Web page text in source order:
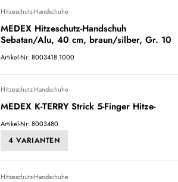
Hitzeschutz-Handschuhe
MEDEX Hitzeschutz-Handschuh
Sebatan/Alu, 40 cm, braun/silber, Gr. 10
Artikel-Nr: 8003418.1000
Hitzeschutz-Handschuhe
MEDEX K-TERRY Strick 5-Finger Hitze-
Artikel-Nr: 8003480
4 VARIANTEN
Hitzeschutz-Handschuhe